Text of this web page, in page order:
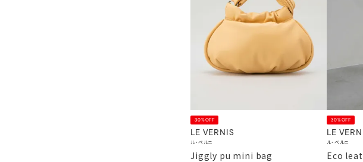
30%OFF
LE VERNIS
ル・ベルニ
Jiggly pu mini bag
30%OFF
LE
ル・ベルニ
Eco